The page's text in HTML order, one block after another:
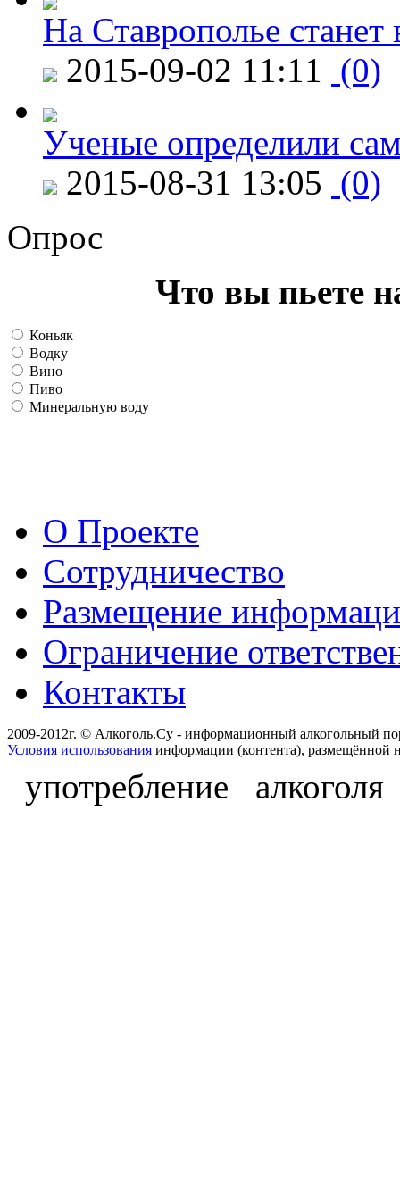
На Ставрополье
2015-09-02 11:11 (0)
Ученые определили
2015-08-31 13:05 (0)
Опрос
Что вы пьете
Коньяк
Водку
Вино
Пиво
Минеральную воду
О Проекте
Сотрудничество
Размещение
Ограничение
Контакты
2009-2012г. © Алкоголь.Су - информационный алкогольный
Условия использования информации (контента), размещённой
употребление